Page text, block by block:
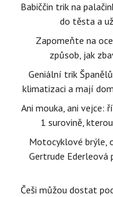
Babiččin trik na
do těsta a
Zapomeňte na
způsob, jak
Geniální trik
klimatizaci a mají
Ani mouka, ani vejce:
1 surovině,
Motocyklové brýle,
Gertrude Ederleová
Češi můžou dostat